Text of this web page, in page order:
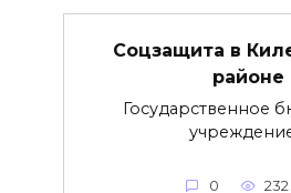
Соцзащита в
районе
Государственное
0 232